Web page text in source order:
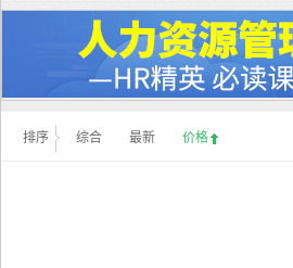
排序 综合 最新 价格